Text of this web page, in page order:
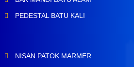
PEDESTAL BATU KALI
NISAN PATOK MARMER